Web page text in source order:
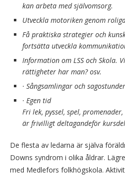
kan arbeta med självomsorg.
Utveckla motoriken genom
Få praktiska strategier och
fortsätta utveckla
Information om LSS och Skola.
rättigheter har man? osv.
· Sångsamlingar och
· Egen tid
Fri lek, pyssel, spel,
är frivilligt deltagandeför
De flesta av ledarna är själva
Downs syndrom i olika åldrar.
med Medlefors folkhögskola.